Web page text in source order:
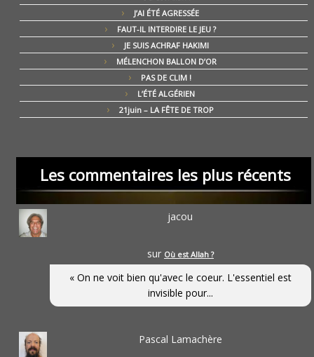
J’AI ÉTÉ AGRESSÉE
FAUT-IL INTERDIRE LE JEU ?
JE SUIS ACHRAF HAKIMI
MÉLENCHON BALLON D’OR
PAS DE CLIM !
L’ÉTÉ ALGÉRIEN
21juin – LA FÊTE DE TROP
Les commentaires les plus récents
jacou
sur Où est Allah ?
« On ne voit bien qu'avec le coeur. L'essentiel est
invisible pour...
Pascal Lamachère